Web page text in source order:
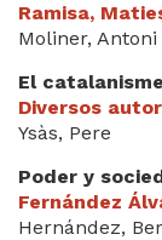
Ramisa,
Moliner, Antoni
El
Diversos
Ysàs, Pere
Poder y
Fernández
Hernández,